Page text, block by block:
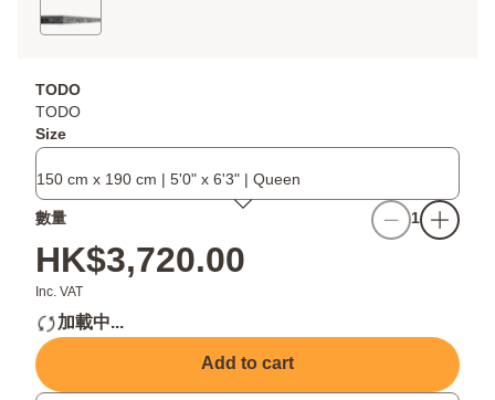
TODO
TODO
Size
150 cm x 190 cm | 5'0" x 6'3" | Queen
數量 1
HK$3,720.00
Inc. VAT
加載中...
Add to cart